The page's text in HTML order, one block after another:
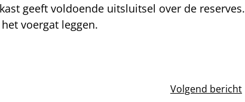
geeft voldoende uitsluitsel over de reserves.
voergat leggen.
Volgend bericht
bloemen